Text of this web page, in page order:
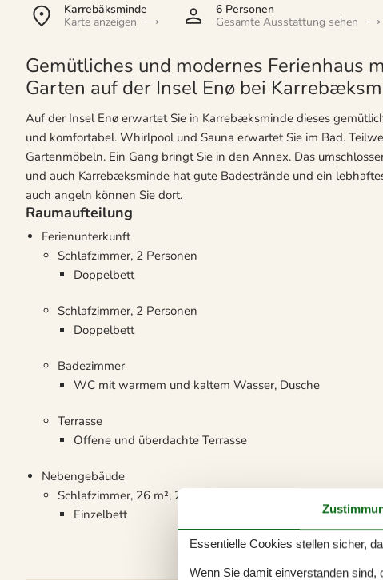
Karrebäksminde
Karte anzeigen
6 Personen
Gesamte Ausstattung sehen
Gemütliches und modernes Ferienhaus
Garten auf der Insel Enø bei
Auf der Insel Enø erwartet Sie in Karrebæksminde dieses
und komfortabel. Whirlpool und Sauna erwartet Sie im Bad.
Gartenmöbeln. Ein Gang bringt Sie in den Annex. Das
und auch Karrebæksminde hat gute Badestrände und ein
auch angeln können Sie dort.
Raumaufteilung
Ferienunterkunft
Schlafzimmer, 2 Personen
Doppelbett
Schlafzimmer, 2 Personen
Doppelbett
Badezimmer
WC mit warmem und kaltem Wasser, Dusche
Terrasse
Offene und überdachte Terrasse
Nebengebäude
Schlafzimmer, 26 m², 2 Personen
Einzelbett
Essentielle Cookies stellen sicher,
Wenn Sie damit einverstanden